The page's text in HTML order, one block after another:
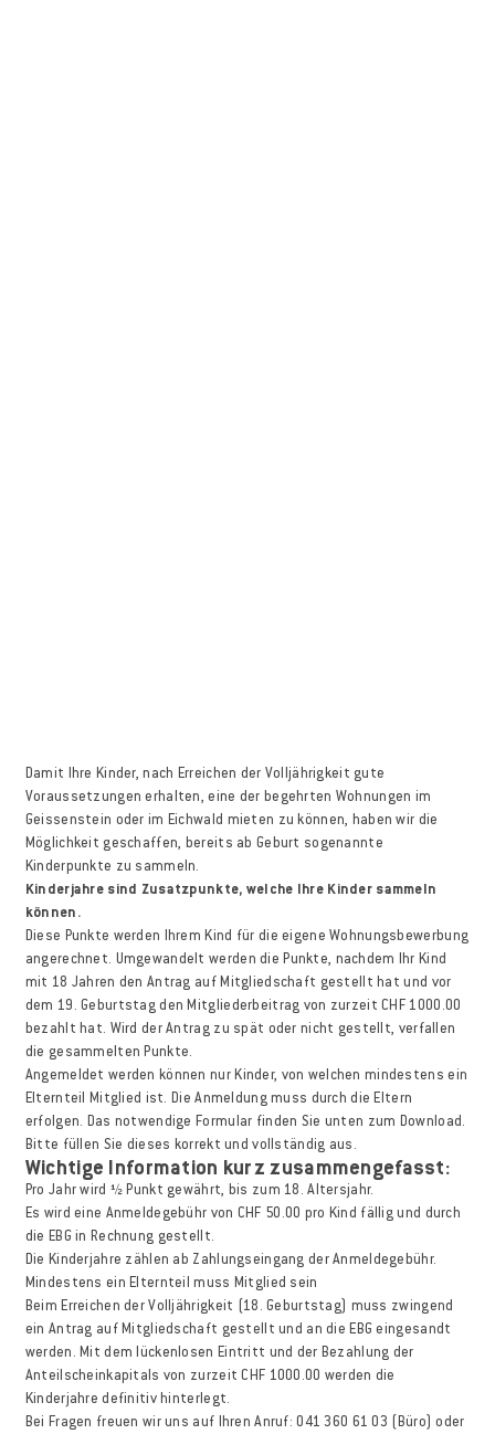
Damit Ihre Kinder, nach Erreichen der Volljährigkeit gute
Voraussetzungen erhalten, eine der begehrten Wohnungen im
Geissenstein oder im Eichwald mieten zu können, haben wir die
Möglichkeit geschaffen, bereits ab Geburt sogenannte
Kinderpunkte zu sammeln.
Kinderjahre sind Zusatzpunkte, welche Ihre Kinder sammeln
können.
Diese Punkte werden Ihrem Kind für die eigene Wohnungsbewerbung
angerechnet. Umgewandelt werden die Punkte, nachdem Ihr Kind
mit 18 Jahren den Antrag auf Mitgliedschaft gestellt hat und vor
dem 19. Geburtstag den Mitgliederbeitrag von zurzeit CHF 1000.00
bezahlt hat. Wird der Antrag zu spät oder nicht gestellt, verfallen
die gesammelten Punkte.
Angemeldet werden können nur Kinder, von welchen mindestens ein
Elternteil Mitglied ist. Die Anmeldung muss durch die Eltern
erfolgen. Das notwendige Formular finden Sie unten zum Download.
Bitte füllen Sie dieses korrekt und vollständig aus.
Wichtige Information kurz zusammengefasst:
Pro Jahr wird ½ Punkt gewährt, bis zum 18. Altersjahr.
Es wird eine Anmeldegebühr von CHF 50.00 pro Kind fällig und durch
die EBG in Rechnung gestellt.
Die Kinderjahre zählen ab Zahlungseingang der Anmeldegebühr.
Mindestens ein Elternteil muss Mitglied sein
Beim Erreichen der Volljährigkeit (18. Geburtstag) muss zwingend
ein Antrag auf Mitgliedschaft gestellt und an die EBG eingesandt
werden. Mit dem lückenlosen Eintritt und der Bezahlung der
Anteilscheinkapitals von zurzeit CHF 1000.00 werden die
Kinderjahre definitiv hinterlegt.
Bei Fragen freuen wir uns auf Ihren Anruf: 041 360 61 03 (Büro) oder